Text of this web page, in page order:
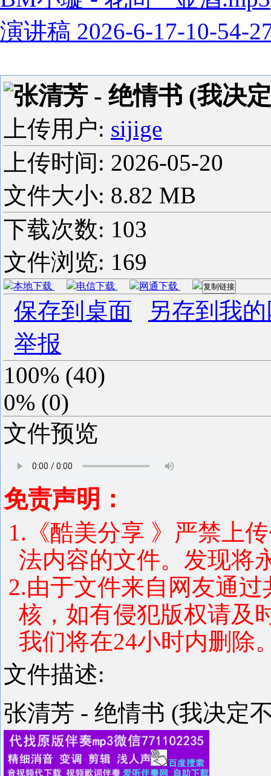
演讲稿 2026-6-17-10-54-
张清芳 - 绝情书 (我决
上传用户: sijige
上传时间: 2026-05-20
文件大小: 8.82 MB
下载次数: 103
文件浏览: 169
本地下载 电信下载 网通下载 复制链接
保存到桌面
另存到我
举报
100% (40)
0% (0)
文件预览
免责声明：
1.《酷美分享 》严禁上
法内容的文件。发现将
2.由于文件来自网友通
核，如有侵犯版权请及
我们将在24小时内删除
文件描述:
张清芳 - 绝情书 (我决定